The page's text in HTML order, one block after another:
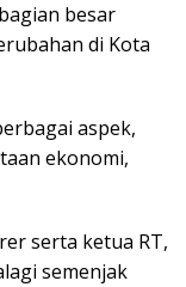
besar
di Kota
aspek,
ekonomi,
serta ketua RT,
semenjak